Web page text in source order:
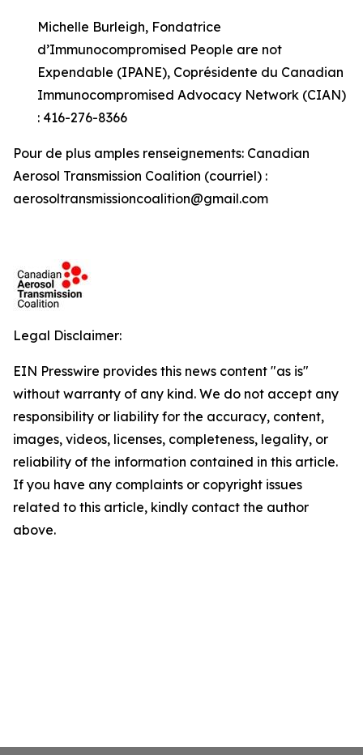
Michelle Burleigh, Fondatrice
d’Immunocompromised People are not
Expendable (IPANE), Coprésidente du Canadian
Immunocompromised Advocacy Network (CIAN)
: 416-276-8366
Pour de plus amples renseignements: Canadian
Aerosol Transmission Coalition (courriel) :
aerosoltransmissioncoalition@gmail.com
Legal Disclaimer:
EIN Presswire provides this news content "as is"
without warranty of any kind. We do not accept any
responsibility or liability for the accuracy, content,
images, videos, licenses, completeness, legality, or
reliability of the information contained in this article.
If you have any complaints or copyright issues
related to this article, kindly contact the author
above.